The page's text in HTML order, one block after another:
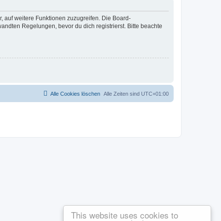
This website uses cookies to
auf weitere Funktionen zuzugreifen. Die Board-
Regelungen, bevor du dich registrierst. Bitte beachte
Alle Zeiten sind UTC+01:00
Alle Cookies löschen